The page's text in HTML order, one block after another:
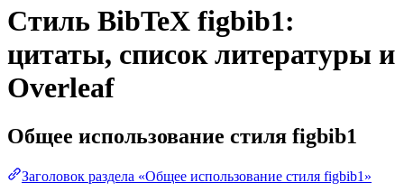
Стиль BibTeX figbib1:
цитаты, список литературы и
Overleaf
Общее использование стиля figbib1
Заголовок раздела «Общее использование стиля figbib1»